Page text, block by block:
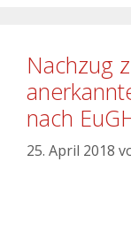
Nachzug
nach
25. April 2018